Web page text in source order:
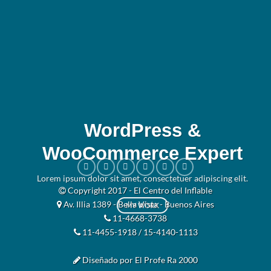
WordPress &
WooCommerce Expert
Lorem ipsum dolor sit amet, consectetuer adipiscing elit.
MY WORK
Copyright 2017 - El Centro del Inflable
Av. Illia 1389 - Bella Vista - Buenos Aires
11-4668-3738
11-4455-1918 / 15-4140-1113
Diseñado por El Profe Ra 2000